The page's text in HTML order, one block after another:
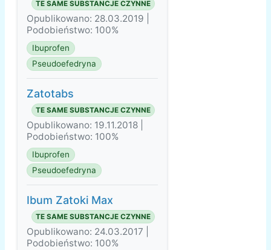
TE SAME SUBSTANCJE CZYNNE
Opublikowano: 28.03.2019 |
Podobieństwo: 100%
Ibuprofen
Pseudoefedryna
Zatotabs
TE SAME SUBSTANCJE CZYNNE
Opublikowano: 19.11.2018 |
Podobieństwo: 100%
Ibuprofen
Pseudoefedryna
Ibum Zatoki Max
TE SAME SUBSTANCJE CZYNNE
Opublikowano: 24.03.2017 |
Podobieństwo: 100%